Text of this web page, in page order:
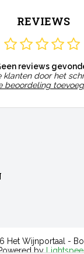
REVIEWS
reviews
klanten door het
beoordeling
Het Wijnportaal -
by